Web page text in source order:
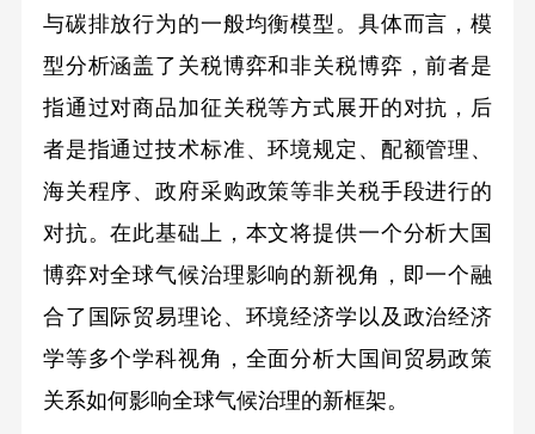
与碳排放行为的一般均衡模型。具体而言，模
型分析涵盖了关税博弈和非关税博弈，前者是
指通过对商品加征关税等方式展开的对抗，后
者是指通过技术标准、环境规定、配额管理、
海关程序、政府采购政策等非关税手段进行的
对抗。在此基础上，本文将提供一个分析大国
博弈对全球气候治理影响的新视角，即一个融
合了国际贸易理论、环境经济学以及政治经济
学等多个学科视角，全面分析大国间贸易政策
关系如何影响全球气候治理的新框架。